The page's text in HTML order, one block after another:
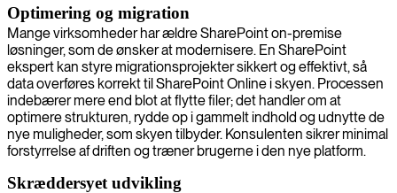
Optimering og migration
Mange virksomheder har ældre SharePoint on-premise
løsninger, som de ønsker at modernisere. En SharePoint
ekspert kan styre migrationsprojekter sikkert og effektivt, så
data overføres korrekt til SharePoint Online i skyen. Processen
indebærer mere end blot at flytte filer; det handler om at
optimere strukturen, rydde op i gammelt indhold og udnytte de
nye muligheder, som skyen tilbyder. Konsulenten sikrer minimal
forstyrrelse af driften og træner brugerne i den nye platform.
Skræddersyet udvikling